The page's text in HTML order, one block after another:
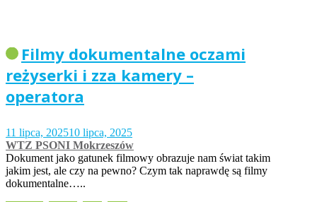
Filmy dokumentalne oczami
reżyserki i zza kamery –
operatora
11 lipca, 202510 lipca, 2025
WTZ PSONI Mokrzeszów
Dokument jako gatunek filmowy obrazuje nam świat takim
jakim jest, ale czy na pewno? Czym tak naprawdę są filmy
dokumentalne…..